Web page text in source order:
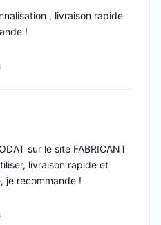
, livraison rapide
!
sur le site FABRICANT
livraison rapide et
je recommande !